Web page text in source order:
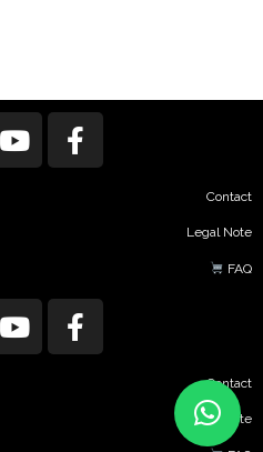
Contact
Legal Note
FAQ
Contact
Legal Note